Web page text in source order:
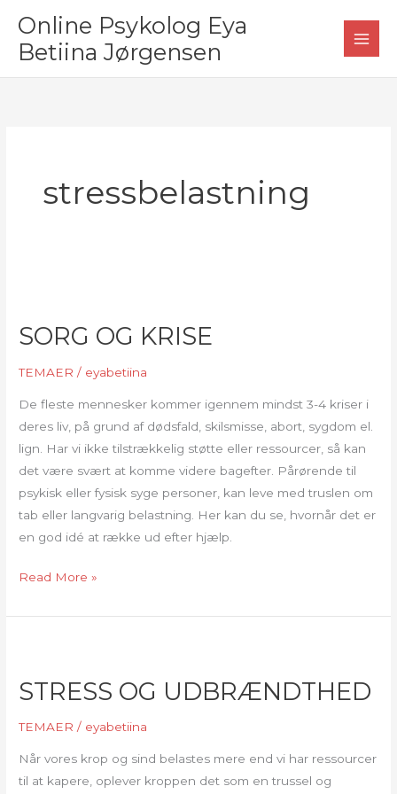
indholdet
Online Psykolog Eya
Betiina Jørgensen
stressbelastning
SORG OG KRISE
TEMAER / eyabetiina
De fleste mennesker kommer igennem mindst 3-4 kriser i
deres liv, på grund af dødsfald, skilsmisse, abort, sygdom el.
lign. Har vi ikke tilstrækkelig støtte eller ressourcer, så kan
det være svært at komme videre bagefter. Pårørende til
psykisk eller fysisk syge personer, kan leve med truslen om
tab eller langvarig belastning. Her kan du se, hvornår det er
en god idé at række ud efter hjælp.
SORG
KRISE
Read More »
STRESS OG UDBRÆNDTHED
TEMAER / eyabetiina
Når vores krop og sind belastes mere end vi har ressourcer
til at kapere, oplever kroppen det som en trussel og